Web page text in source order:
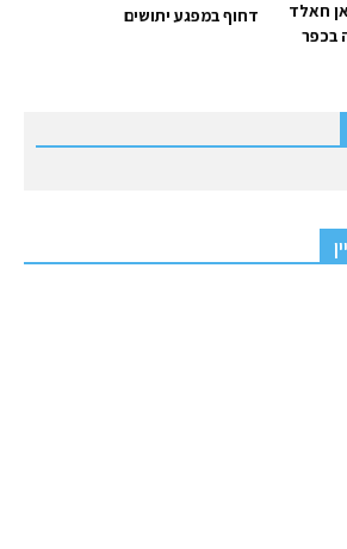
דחוף במפגע יתושים
חאלד
בכפר